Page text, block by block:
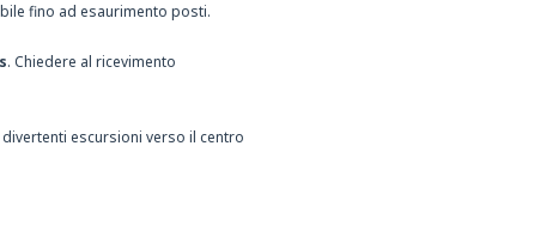
fino ad esaurimento posti.
. Chiedere al ricevimento
escursioni verso il centro